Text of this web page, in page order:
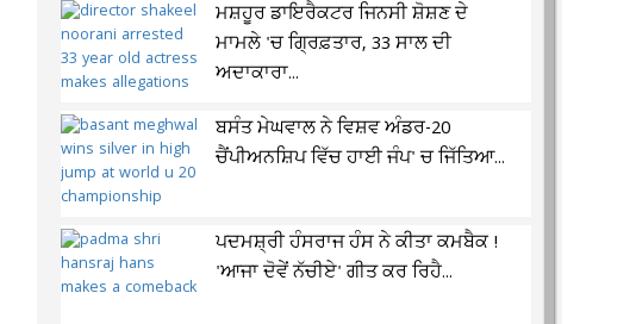
ਮਸ਼ਹੂਰ ਡਾਇਰੈਕਟਰ ਜਿਨਸੀ ਸ਼ੋਸ਼ਣ ਦੇ
ਮਾਮਲੇ 'ਚ ਗ੍ਰਿਫ਼ਤਾਰ, 33 ਸਾਲ ਦੀ
ਅਦਾਕਾਰਾ...
ਬਸੰਤ ਮੇਘਵਾਲ ਨੇ ਵਿਸ਼ਵ ਅੰਡਰ-20
ਚੈਂਪੀਅਨਸ਼ਿਪ ਵਿੱਚ ਹਾਈ ਜੰਪ' ਚ ਜਿੱਤਿਆ...
ਪਦਮਸ਼੍ਰੀ ਹੰਸਰਾਜ ਹੰਸ ਨੇ ਕੀਤਾ ਕਮਬੈਕ !
'ਆਜਾ ਦੋਵੇਂ ਨੱਚੀਏ' ਗੀਤ ਕਰ ਰਿਹੈ...